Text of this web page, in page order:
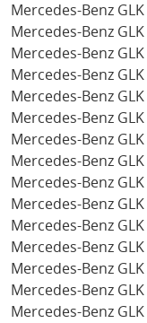
Mercedes-Benz
Mercedes-Benz
Mercedes-Benz
Mercedes-Benz
Mercedes-Benz
Mercedes-Benz
Mercedes-Benz
Mercedes-Benz
Mercedes-Benz
Mercedes-Benz
Mercedes-Benz
Mercedes-Benz
Mercedes-Benz
Mercedes-Benz
Mercedes-Benz